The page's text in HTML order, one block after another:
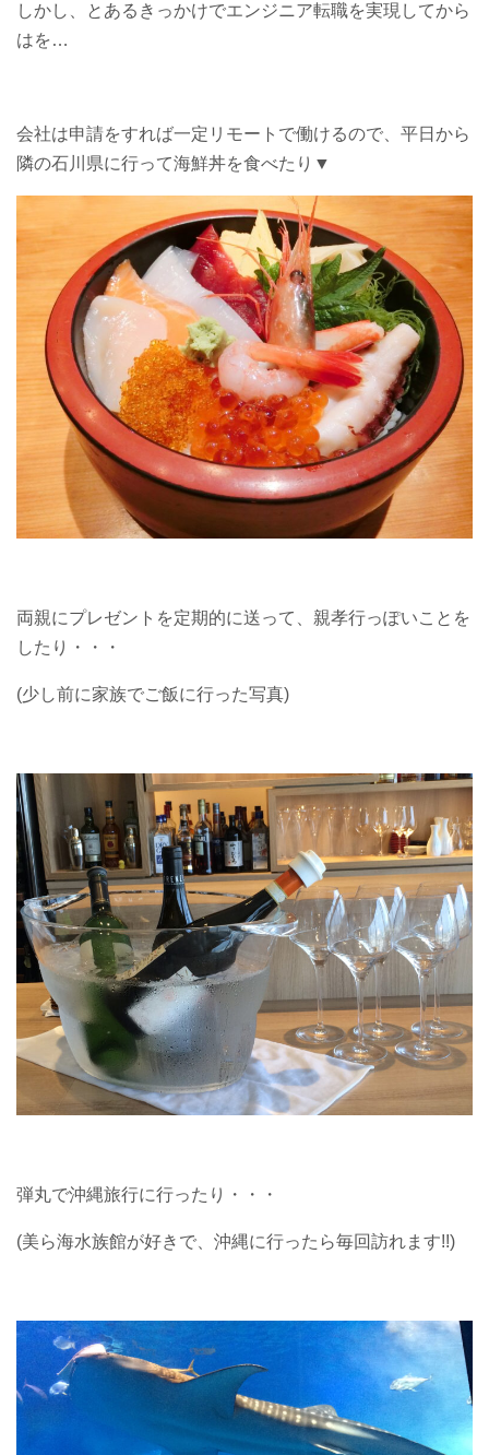
しかし、とあるきっかけでエンジニア転職を実現してから
はを…
会社は申請をすれば一定リモートで働けるので、平日から
隣の石川県に行って海鮮丼を食べたり▼
両親にプレゼントを定期的に送って、親孝行っぽいことを
したり・・・
(少し前に家族でご飯に行った写真)
弾丸で沖縄旅行に行ったり・・・
(美ら海水族館が好きで、沖縄に行ったら毎回訪れます!!)